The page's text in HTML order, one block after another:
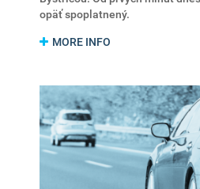
opäť spoplatnený.
MORE INFO